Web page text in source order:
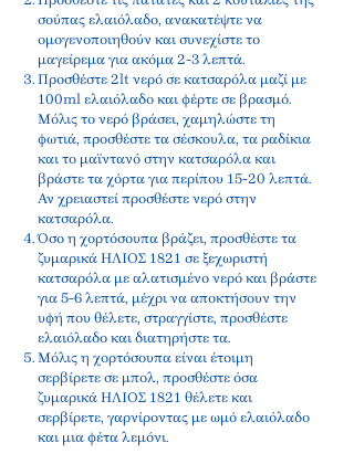
σούπας ελαιόλαδο, ανακατέψτε να
ομογενοποιηθούν και συνεχίστε το
μαγείρεμα για ακόμα 2-3 λεπτά.
Προσθέστε 2lt νερό σε κατσαρόλα μαζί με
100ml ελαιόλαδο και φέρτε σε βρασμό.
Μόλις το νερό βράσει, χαμηλώστε τη
φωτιά, προσθέστε τα σέσκουλα, τα ραδίκια
και το μαϊντανό στην κατσαρόλα και
βράστε τα χόρτα για περίπου 15-20 λεπτά.
Αν χρειαστεί προσθέστε νερό στην
κατσαρόλα.
Όσο η χορτόσουπα βράζει, προσθέστε τα
ζυμαρικά ΗΛΙΟΣ 1821 σε ξεχωριστή
κατσαρόλα με αλατισμένο νερό και βράστε
για 5-6 λεπτά, μέχρι να αποκτήσουν την
υφή που θέλετε, στραγγίστε, προσθέστε
ελαιόλαδο και διατηρήστε τα.
Μόλις η χορτόσουπα είναι έτοιμη
σερβίρετε σε μπολ, προσθέστε όσα
ζυμαρικά ΗΛΙΟΣ 1821 θέλετε και
σερβίρετε, γαρνίροντας με ωμό ελαιόλαδο
και μια φέτα λεμόνι.